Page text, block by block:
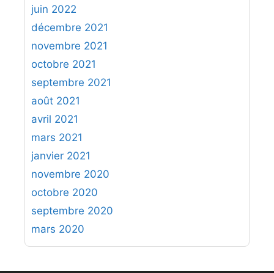
juin 2022
décembre 2021
novembre 2021
octobre 2021
septembre 2021
août 2021
avril 2021
mars 2021
janvier 2021
novembre 2020
octobre 2020
septembre 2020
mars 2020